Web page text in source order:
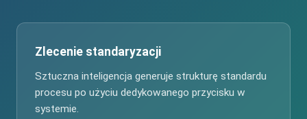
Zlecenie standaryzacji
Sztuczna inteligencja generuje strukturę standardu
procesu po użyciu dedykowanego przycisku w
systemie.